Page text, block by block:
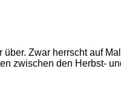
Zwar herrscht auf
zwischen den Herbst-